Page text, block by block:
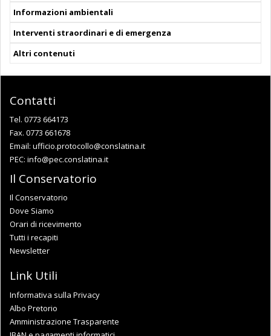
Informazioni ambientali
Interventi straordinari e di emergenza
Altri contenuti
Contatti
Tel. 0773 664173
Fax. 0773 661678
Email: ufficio.protocollo@conslatina.it
PEC: info@pec.conslatina.it
Il Conservatorio
Il Conservatorio
Dove Siamo
Orari di ricevimento
Tutti i recapiti
Newsletter
Link Utili
Informativa sulla Privacy
Albo Pretorio
Amministrazione Trasparente